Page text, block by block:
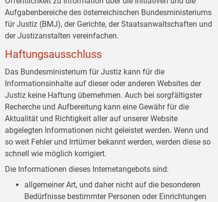
Aufgabenbereiche des österreichischen Bundesministeriums
für Justiz (BMJ), der Gerichte, der Staatsanwaltschaften und
der Justizanstalten vereinfachen.
Haftungsausschluss
Das Bundesministerium für Justiz kann für die
Informationsinhalte auf dieser oder anderen Websites der
Justiz keine Haftung übernehmen. Auch bei sorgfältigster
Recherche und Aufbereitung kann eine Gewähr für die
Aktualität und Richtigkeit aller auf unserer Website
abgelegten Informationen nicht geleistet werden. Wenn und
so weit Fehler und Irrtümer bekannt werden, werden diese so
schnell wie möglich korrigiert.
Die Informationen dieses Internetangebots sind:
allgemeiner Art, und daher nicht auf die besonderen
Bedürfnisse bestimmter Personen oder Einrichtungen